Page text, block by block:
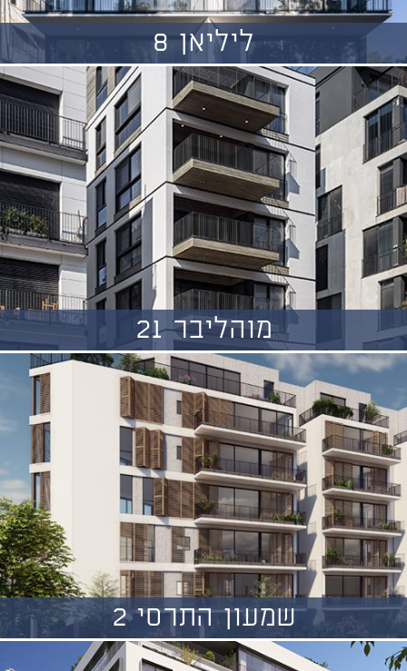
ליליאן 8
מוהליבר 21
שמעון התרסי 2